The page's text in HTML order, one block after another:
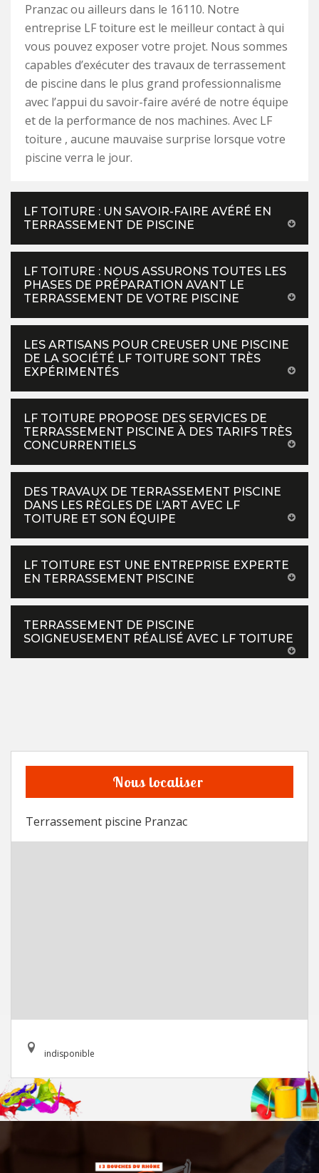
Pranzac ou ailleurs dans le 16110. Notre
entreprise LF toiture est le meilleur contact à qui
vous pouvez exposer votre projet. Nous sommes
capables d’exécuter des travaux de terrassement
de piscine dans le plus grand professionnalisme
avec l’appui du savoir-faire avéré de notre équipe
et de la performance de nos machines. Avec LF
toiture , aucune mauvaise surprise lorsque votre
piscine verra le jour.
LF TOITURE : UN SAVOIR-FAIRE AVÉRÉ EN
TERRASSEMENT DE PISCINE
LF TOITURE : NOUS ASSURONS TOUTES LES
PHASES DE PRÉPARATION AVANT LE
TERRASSEMENT DE VOTRE PISCINE
LES ARTISANS POUR CREUSER UNE PISCINE
DE LA SOCIÉTÉ LF TOITURE SONT TRÈS
EXPÉRIMENTÉS
LF TOITURE PROPOSE DES SERVICES DE
TERRASSEMENT PISCINE À DES TARIFS TRÈS
CONCURRENTIELS
DES TRAVAUX DE TERRASSEMENT PISCINE
DANS LES RÈGLES DE L’ART AVEC LF
TOITURE ET SON ÉQUIPE
LF TOITURE EST UNE ENTREPRISE EXPERTE
EN TERRASSEMENT PISCINE
TERRASSEMENT DE PISCINE
SOIGNEUSEMENT RÉALISÉ AVEC LF TOITURE
Nous localiser
Terrassement piscine Pranzac
indisponible